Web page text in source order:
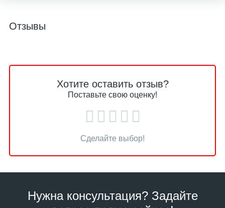
Отзывы
Хотите оставить отзыв?
Поставьте свою оценку!
Сделайте выбор!
Нужна консультация? Задайте